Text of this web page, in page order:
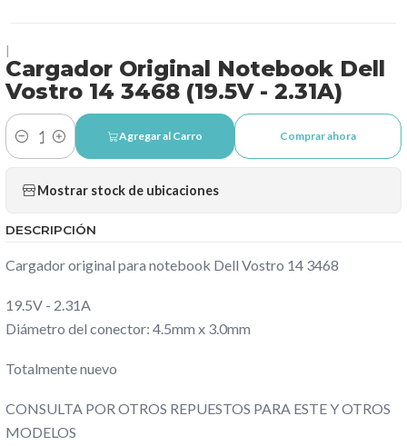
Cargador Original Notebook Dell
Vostro 14 3468 (19.5V - 2.31A)
Cantidad
Agregar al Carro Comprar ahora
Mostrar stock de ubicaciones
DESCRIPCIÓN
Cargador original para notebook Dell Vostro 14 3468
19.5V - 2.31A
Diámetro del conector: 4.5mm x 3.0mm
Totalmente nuevo
CONSULTA POR OTROS REPUESTOS PARA ESTE Y OTROS
MODELOS